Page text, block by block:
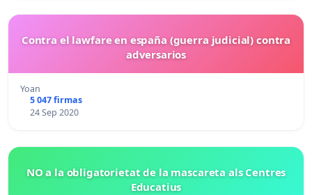
Contra el lawfare en españa (guerra judicial) contra
adversarios
Yoan
5 047 firmas
24 Sep 2020
NO a la obligatorietat de la mascareta als Centres
Educatius